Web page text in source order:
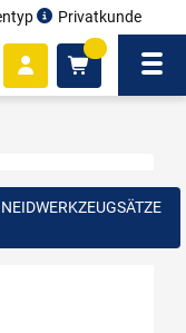
Privatkunde